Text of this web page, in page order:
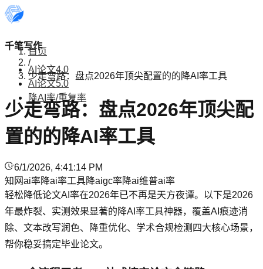
千笔写作
AI论文4.0
AI论文5.0
降AI率/重复率
首页
/
少走弯路：盘点2026年顶尖配置的的降AI率工具
少走弯路：盘点2026年顶尖配
置的的降AI率工具
6/1/2026, 4:41:14 PM
知网ai率降ai率工具降aigc率降ai维普ai率
轻松降低论文AI率在2026年已不再是天方夜谭。以下是2026
年最炸裂、实测效果显著的降AI率工具神器，覆盖AI痕迹消
除、文本改写润色、降重优化、学术合规检测四大核心场景，
帮你稳妥搞定毕业论文。